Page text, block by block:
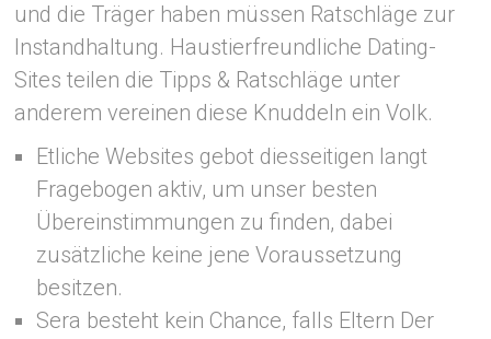
und die Träger haben müssen Ratschläge zur
Instandhaltung. Haustierfreundliche Dating-
Sites teilen die Tipps & Ratschläge unter
anderem vereinen diese Knuddeln ein Volk.
Etliche Websites gebot diesseitigen langt
Fragebogen aktiv, um unser besten
Übereinstimmungen zu finden, dabei
zusätzliche keine jene Voraussetzung
besitzen.
Sera besteht kein Chance, falls Eltern Der